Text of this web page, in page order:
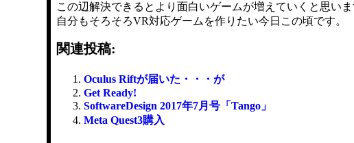
この辺解決できるとより面白いゲームが増えていくと思いま
自分もそろそろVR対応ゲームを作りたい今日この頃です。
関連投稿:
Oculus Riftが届いた・・・が
Get Ready!
SoftwareDesign 2017年7月号「Tango」
Meta Quest3購入